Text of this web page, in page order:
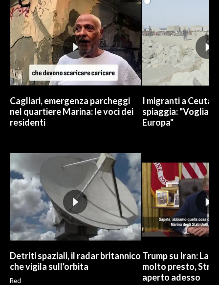
Cagliari, emergenza parcheggi
nel quartiere Marina: le voci dei
residenti
I migranti a Ceuta
spiaggia:
Europa"
Detriti spaziali, il radar britannico
che vigila sull'orbita
Red
Trump su Iran: La
molto presto,
aperto adesso